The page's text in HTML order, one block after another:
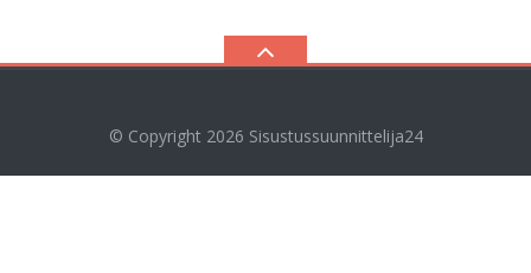
© Copyright 2026 Sisustussuunnittelija24